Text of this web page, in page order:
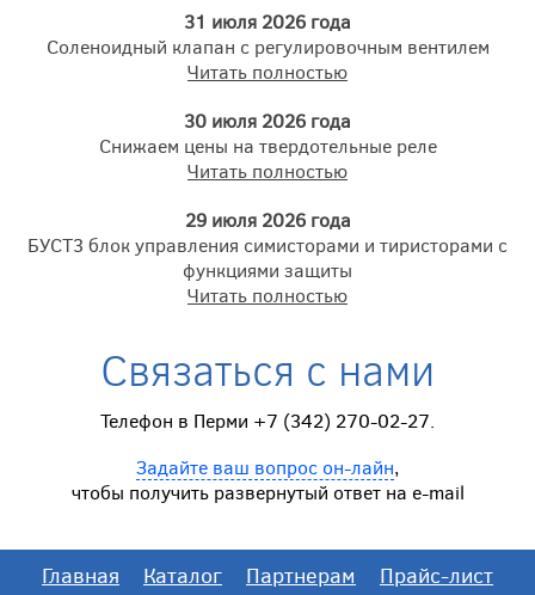
31 июля 2026 года
Соленоидный клапан с регулировочным вентилем
Читать полностью
30 июля 2026 года
Снижаем цены на твердотельные реле
Читать полностью
29 июля 2026 года
БУСТ3 блок управления симисторами и тиристорами с
функциями защиты
Читать полностью
Связаться с нами
Телефон в Перми +7 (342) 270-02-27.
Задайте ваш вопрос он-лайн,
чтобы получить развернутый ответ на e-mail
Главная Каталог Партнерам
Прайс-лист